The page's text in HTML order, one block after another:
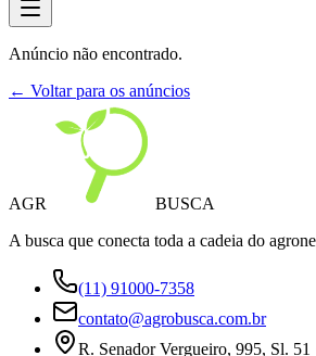
Anúncio não encontrado.
← Voltar para os anúncios
AGR
BUSCA
A busca que conecta toda a cadeia do
(11) 91000-7358
contato@agrobusca.com.br
R. Senador Vergueiro, 995, Sl. 51